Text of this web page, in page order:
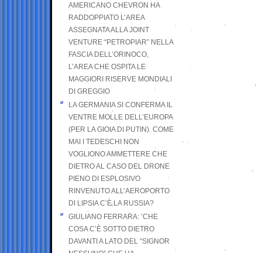
AMERICANO CHEVRON HA
RADDOPPIATO L’AREA
ASSEGNATA ALLA JOINT
VENTURE “PETROPIAR” NELLA
FASCIA DELL’ORINOCO,
L’AREA CHE OSPITA LE
MAGGIORI RISERVE MONDIALI
DI GREGGIO
LA GERMANIA SI CONFERMA IL
VENTRE MOLLE DELL’EUROPA
(PER LA GIOIA DI PUTIN). COME
MAI I TEDESCHI NON
VOGLIONO AMMETTERE CHE
DIETRO AL CASO DEL DRONE
PIENO DI ESPLOSIVO
RINVENUTO ALL’AEROPORTO
DI LIPSIA C’È LA RUSSIA?
GIULIANO FERRARA: ’CHE
COSA C’È SOTTO DIETRO
DAVANTI A LATO DEL “SIGNOR